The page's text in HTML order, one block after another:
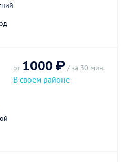
от 1000 ₽ / за 30 мин.
В своём районе